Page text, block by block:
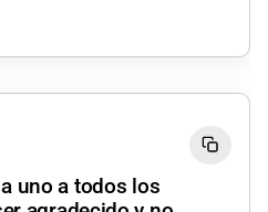
uno a todos los